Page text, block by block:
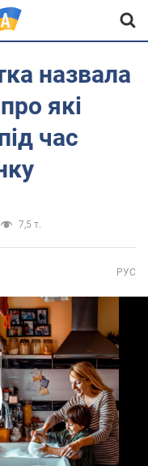
назвала
які
час
7,5 т.
РУС